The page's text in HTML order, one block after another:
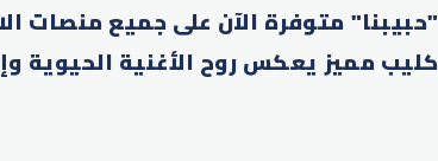
"حبيبنا" متوفرة الآن على جميع منصات
كليب مميز يعكس روح الأغنية الحيوية